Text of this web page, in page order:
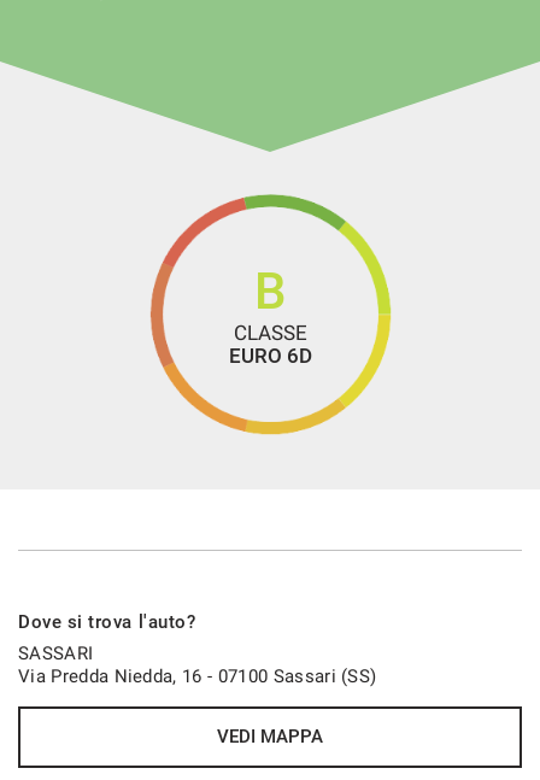
B
CLASSE
EURO 6D
Dove si trova l'auto?
SASSARI
Via Predda Niedda, 16 - 07100 Sassari (SS)
VEDI MAPPA